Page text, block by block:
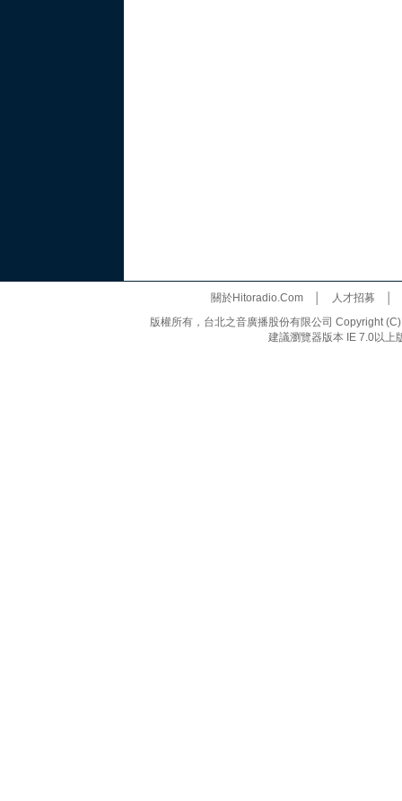
關於Hitoradio.Com│ 人才招募
版權所有，台北之音廣播股份有限公司 Copyright
建議瀏覽器版本 IE 7.0以上